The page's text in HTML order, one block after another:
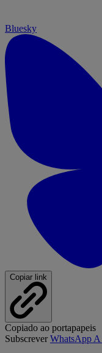
Bluesky
Copiar link
Copiado ao portapapeis
SubscreverWhatsApp